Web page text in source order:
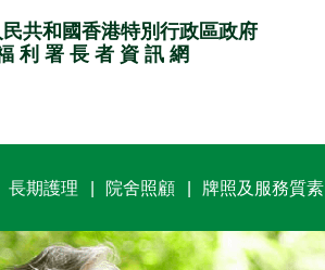
共和國香港特別行政區政府
利 署 長 者 資 訊 網
長期護理 院舍照顧 牌照及服務質素